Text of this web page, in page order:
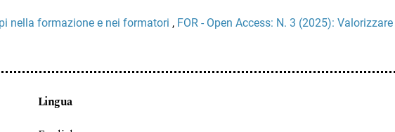
nella formazione e nei formatori , FOR - Open Access: N. 3 (2025): Valorizzare
Lingua